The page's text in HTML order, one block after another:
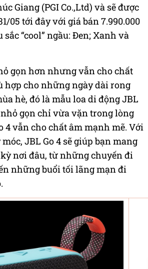
Giang (PGI Co.,Ltd) và sẽ được
05 tới đây với giá bán 7.990.000
“cool” ngầu: Đen; Xanh và
gọn hơn nhưng vẫn cho chất
hợp cho những ngày dài rong
hè, đó là mẫu loa di động JBL
nhỏ gọn chỉ vừa vặn trong lòng
4 vẫn cho chất âm mạnh mẽ. Với
JBL Go 4 sẽ giúp bạn mang
nơi đâu, từ những chuyến đi
những buổi tối lãng mạn đi